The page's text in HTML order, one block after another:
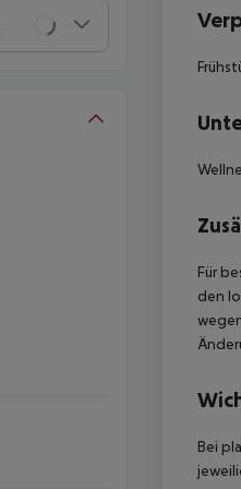
Für
den
Bei